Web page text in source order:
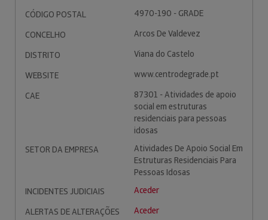
CÓDIGO POSTAL
4970-190 - GRADE
CONCELHO
Arcos De Valdevez
DISTRITO
Viana do Castelo
WEBSITE
www.centrodegrade.pt
CAE
87301 - Atividades de apoio
social em estruturas
residenciais para pessoas
idosas
SETOR DA EMPRESA
Atividades De Apoio Social Em
Estruturas Residenciais Para
Pessoas Idosas
INCIDENTES JUDICIAIS
Aceder
ALERTAS DE ALTERAÇÕES
Aceder